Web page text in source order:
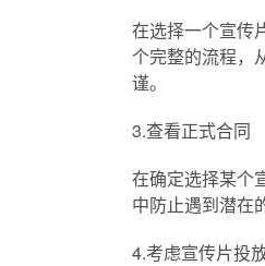
在选择一个宣传
个完整的流程，
谨。
3.查看正式合同
在确定选择某个
中防止遇到潜在
4.考虑宣传片投